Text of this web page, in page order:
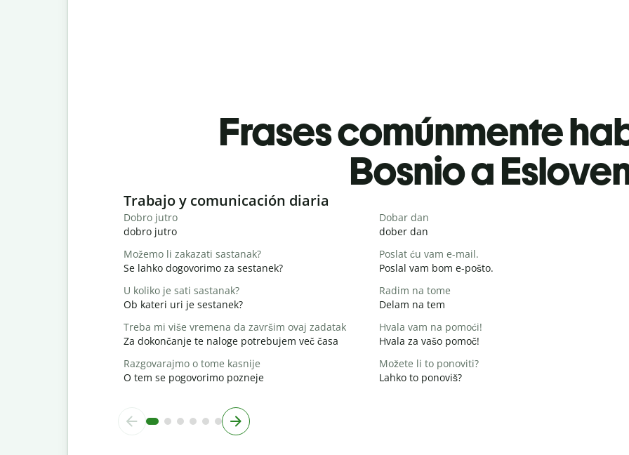
Frases comúnmente
Bosnio a
Slide 1 of 6
Trabajo y comunicación diaria
Dobro jutro
dobro jutro
Dobar dan
dober dan
Možemo li zakazati sastanak?
Se lahko dogovorimo za sestanek?
Poslat ću vam e-mail.
Poslal vam bom e-pošto.
U koliko je sati sastanak?
Ob kateri uri je sestanek?
Radim na tome
Delam na tem
Treba mi više vremena da završim ovaj zadatak
Za dokončanje te naloge potrebujem več časa
Hvala vam na pomoći!
Hvala za vašo pomoč!
Razgovarajmo o tome kasnije
O tem se pogovorimo pozneje
Možete li to ponoviti?
Lahko to ponoviš?